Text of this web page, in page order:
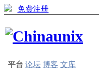
免费注册
平台 论坛 博客 文库